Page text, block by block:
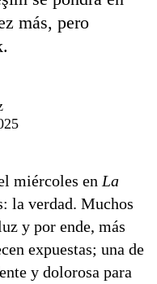
más, pero
miércoles en La
la verdad. Muchos
y por ende, más
expuestas; una de
y dolorosa para